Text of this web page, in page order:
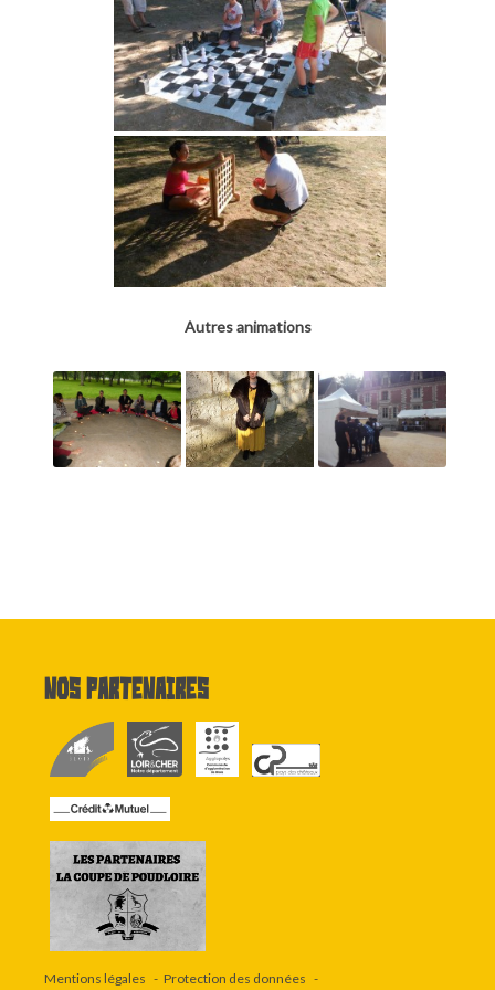
Autres animations
Nos partenaires
Mentions légales Protection des données